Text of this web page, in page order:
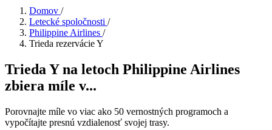
Domov /
Letecké spoločnosti /
Philippine Airlines /
Trieda rezervácie Y
Trieda Y na letoch Philippine Airlines
zbiera míle v...
Porovnajte míle vo viac ako 50 vernostných programoch a
vypočítajte presnú vzdialenosť svojej trasy.